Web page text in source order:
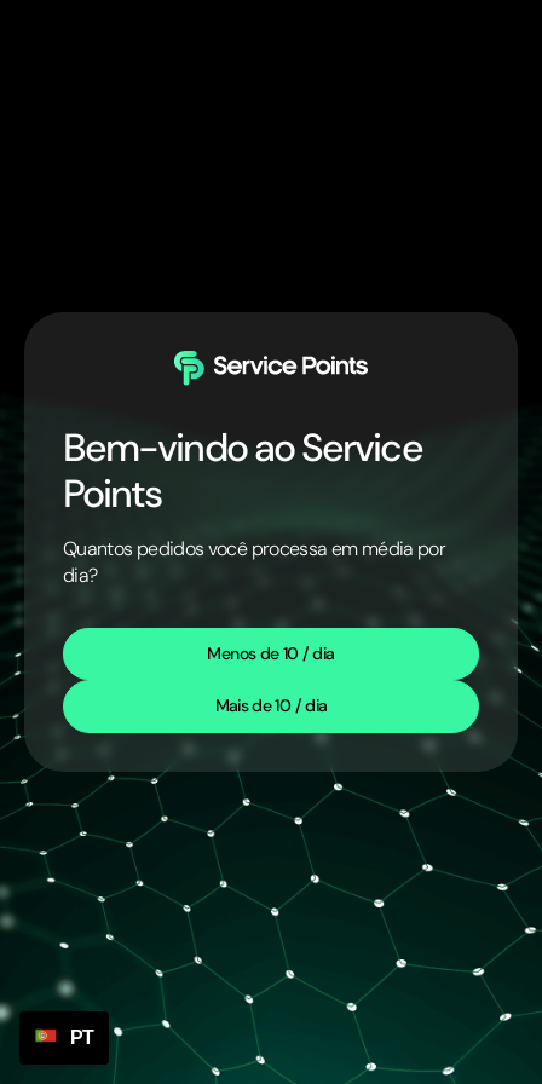
Bem-vindo ao Service
Points
Quantos pedidos você processa em média por
dia?
Menos de 10 / dia
Mais de 10 / dia
PT